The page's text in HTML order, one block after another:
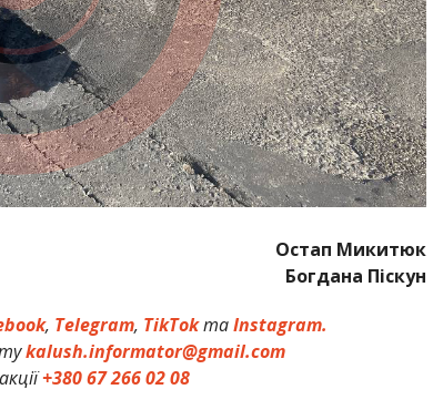
Остап Микитюк
Богдана Піскун
, Telegram, TikTokтаInstagram.
kalush.informator@gmail.com
+380 67 266 02 08